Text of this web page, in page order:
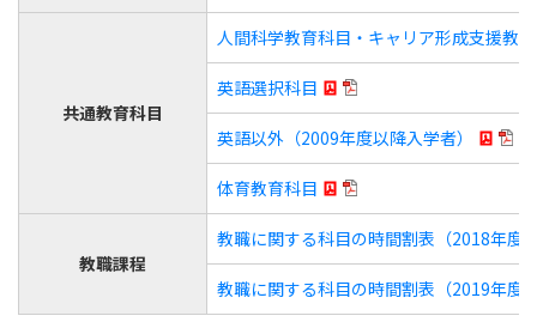
共通教育科目
人間科学教育科目・キャリア形成支援教
英語選択科目
英語以外（2009年度以降入学者）
体育教育科目
教職課程
教職に関する科目の時間割表（2018年度
教職に関する科目の時間割表（2019年度